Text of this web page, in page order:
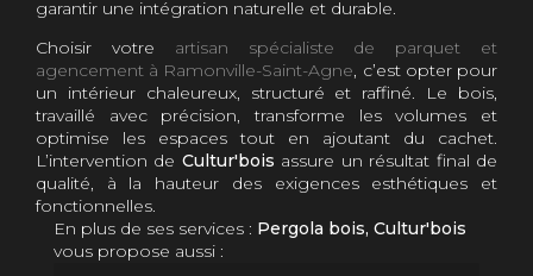
garantir une intégration naturelle et durable.
Choisir votre artisan spécialiste de parquet et
agencement à Ramonville-Saint-Agne, c’est opter pour
un intérieur chaleureux, structuré et raffiné. Le bois,
travaillé avec précision, transforme les volumes et
optimise les espaces tout en ajoutant du cachet.
L’intervention de Cultur'bois assure un résultat final de
qualité, à la hauteur des exigences esthétiques et
fonctionnelles.
En plus de ses services : Pergola bois, Cultur'bois
vous propose aussi :